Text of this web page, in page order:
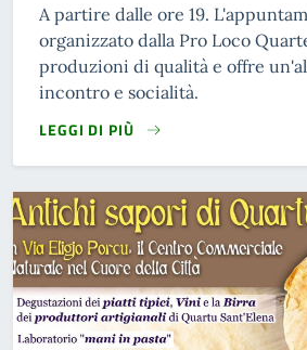
A partire dalle ore 19.
organizzato dalla Pro Loco
produzioni di qualità e offre
incontro e socialità.
LEGGI DI PIÙ